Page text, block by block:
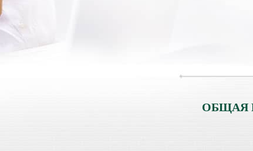
ОБЩАЯ